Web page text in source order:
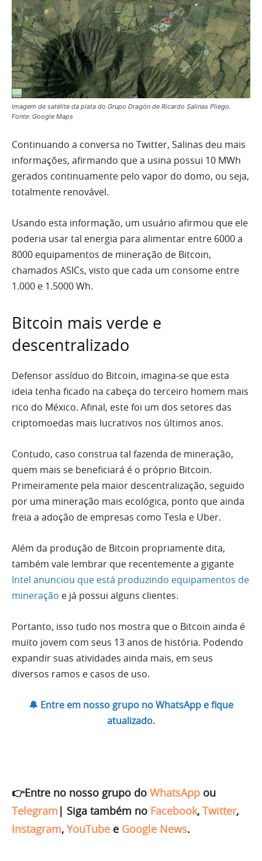
Imagem de satélite da plata do Grupo Dragón de Ricardo Salinas Pliego.
Fonte: Google Maps
Continuando a conversa no Twitter, Salinas deu mais
informações, afirmando que a usina possui 10 MWh
gerados continuamente pelo vapor do domo, ou seja,
totalmente renovável.
Usando esta informação, um usuário afirmou que ele
poderia usar tal energia para alimentar entre 6000 a
8000 equipamentos de mineração de Bitcoin,
chamados ASICs, visto que cada um consome entre
1.000 e 1.5000 Wh.
Bitcoin mais verde e
descentralizado
Defensor assíduo do Bitcoin, imagina-se que esta
ideia tenha ficado na cabeça do terceiro homem mais
rico do México. Afinal, este foi um dos setores das
criptomoedas mais lucrativos nos últimos anos.
Contudo, caso construa tal fazenda de mineração,
quem mais se beneficiará é o próprio Bitcoin.
Primeiramente pela maior descentralização, seguido
por uma mineração mais ecológica, ponto que ainda
freia a adoção de empresas como Tesla e Uber.
Além da produção de Bitcoin propriamente dita,
também vale lembrar que recentemente a gigante
Intel anunciou que está produzindo equipamentos de
mineração e já possui alguns clientes.
Portanto, isso tudo nos mostra que o Bitcoin ainda é
muito jovem com seus 13 anos de história. Podendo
expandir suas atividades ainda mais, em seus
diversos ramos e casos de uso.
🔔 Entre em nosso grupo no WhatsApp e fique
atualizado.
👉Entre no nosso grupo do WhatsApp ou
Telegram | Siga também no Facebook, Twitter,
Instagram, YouTube e Google News.